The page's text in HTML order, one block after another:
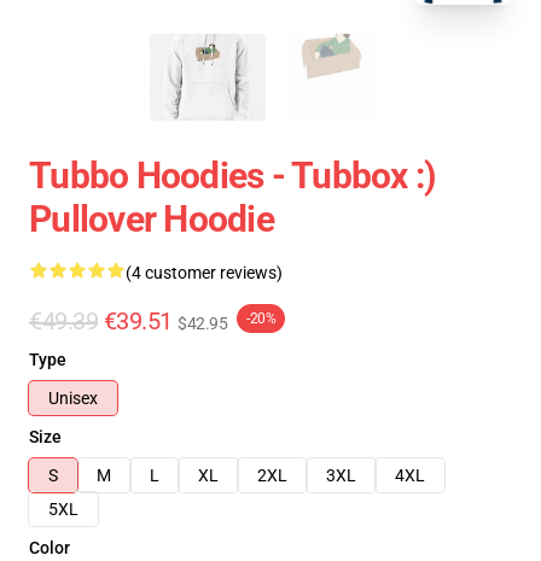
Tubbo Hoodies - Tubbox :)
Pullover Hoodie
(4 customer reviews)
€49.39 €39.51 $42.95 -20%
Type
Unisex
Size
S
M L XL 2XL 3XL
4XL
5XL
Color